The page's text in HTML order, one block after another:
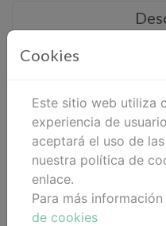
Aceite oxigenante y
para todos los tipos
dañadas por agentes
irritación, proporciona
Cookies
Este sitio web utiliza
experiencia de
aceptará el uso de
nuestra política de
enlace.
Para más
de cookies